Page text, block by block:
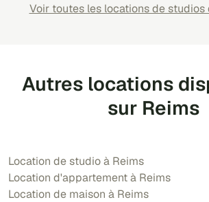
Voir toutes les locations de studios
Autres locations
sur Reims
Location de studio à Reims
Location d'appartement à Reims
Location de maison à Reims